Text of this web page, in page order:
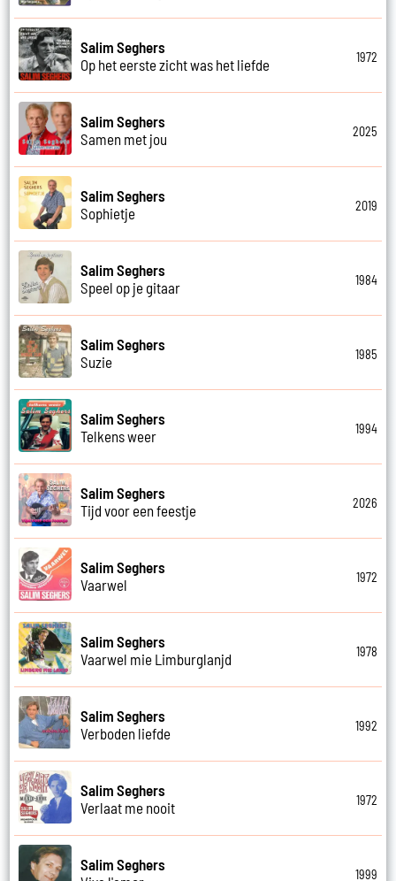
Salim Seghers
Op het eerste zicht was het liefde
1972
Salim Seghers
Samen met jou
2025
Salim Seghers
Sophietje
2019
Salim Seghers
Speel op je gitaar
1984
Salim Seghers
Suzie
1985
Salim Seghers
Telkens weer
1994
Salim Seghers
Tijd voor een feestje
2026
Salim Seghers
Vaarwel
1972
Salim Seghers
Vaarwel mie Limburglanjd
1978
Salim Seghers
Verboden liefde
1992
Salim Seghers
Verlaat me nooit
1972
Salim Seghers
1999